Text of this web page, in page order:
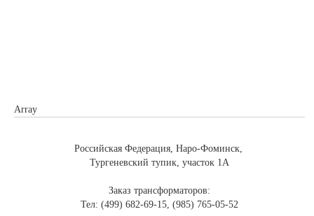
Array
Российская Федерация, Наро-Фоминск,
Тургеневский тупик, участок 1А
Заказ трансформаторов:
Тел: (499) 682-69-15, (985) 765-05-52